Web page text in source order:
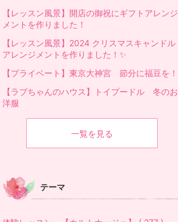
【レッスン風景】開店の御祝にギフトアレンジ
メントを作りました！
【レッスン風景】2024 クリスマスキャンドル
アレンジメントを作りました！✨️
【プライベート】東京大神宮 節分に福豆を！
【ラブちゃんのハウス】トイプードル 冬のお
洋服
一覧を見る
テーマ